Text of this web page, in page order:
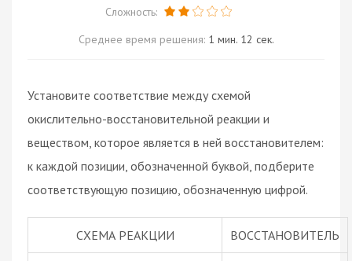
Сложность:
Среднее время решения: 1 мин. 12 сек.
Установите соответствие между схемой
окислительно-восстановительной реакции и
веществом, которое является в ней восстановителем:
к каждой позиции, обозначенной буквой, подберите
соответствующую позицию, обозначенную цифрой.
СХЕМА РЕАКЦИИ ВОССТАНОВИТЕЛЬ